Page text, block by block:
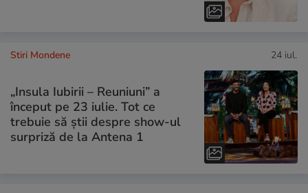
Stiri Mondene 24 iul.
„Insula Iubirii – Reuniuni” a
început pe 23 iulie. Tot ce
trebuie să știi despre show-ul
surpriză de la Antena 1